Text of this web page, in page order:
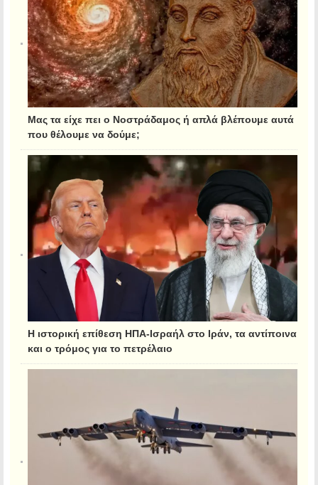
Μας τα είχε πει ο Νοστράδαμος ή απλά βλέπουμε αυτά
που θέλουμε να δούμε;
Η ιστορική επίθεση ΗΠΑ-Ισραήλ στο Ιράν, τα αντίποινα
και ο τρόμος για το πετρέλαιο